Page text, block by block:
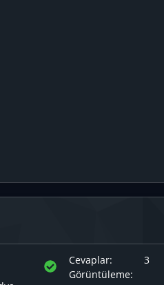
Ç
Cevaplar
3
Görüntüleme